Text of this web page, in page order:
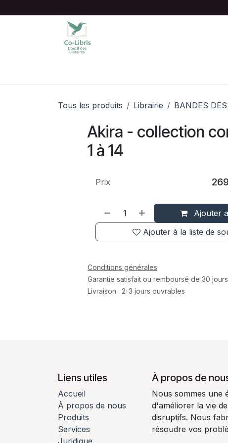
Tous les produits Librairie BANDES
Akira - collection
1 à 14
Ajouter
Ajouter à la liste de
Prix
Conditions générales
Garantie satisfait ou remboursé de 30 jours
Livraison : 2-3 jours ouvrables
Liens utiles
Accueil
À propos de nous
Produits
Services
À propos de
Nous sommes une
d'améliorer la vie
disruptifs. Nous
résoudre vos